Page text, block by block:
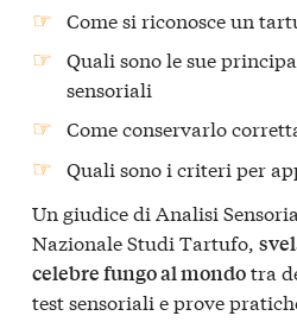
Come si riconosce un
Quali sono le sue
sensoriali
Come conservarlo
Quali sono i criteri per
Un giudice di Analisi
Nazionale Studi Tartufo,
celebre fungo al mondotra
test sensoriali e prove